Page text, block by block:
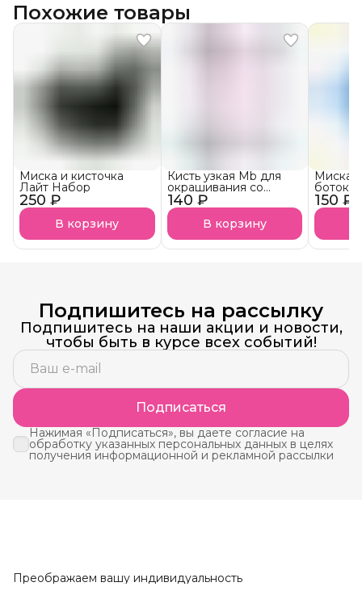
Похожие товары
250 ₽
Миска и кисточка
Лайт Набор
В корзину
140 ₽
Кисть узкая Mb для
окрашивания со
скошенной щетиной
В корзину
150 ₽
Миска
и
Подпишитесь на рассылку
Подпишитесь на наши акции и новости,
чтобы быть в курсе всех событий!
Подписаться
Нажимая «Подписаться», вы даете согласие на
обработку указанных персональных данных в целях
получения информационной и рекламной рассылки
Преображаем вашу индивидуальность